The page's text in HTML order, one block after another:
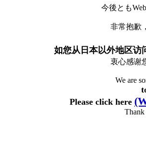
今後とも
非常抱歉
如您从日本以外地区访
衷心感谢
We are
Please click here
Thank